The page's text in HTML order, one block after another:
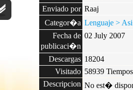
Enviado por Raaj
Categor�a Lenguaje >
Fecha de
publicaci�n
02 July 2007
Descargas 18204
Visitado 58939 Tiempos
Descripcion No est�